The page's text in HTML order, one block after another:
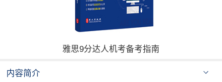
雅思9分达人机考备考指南
内容简介